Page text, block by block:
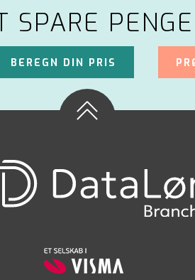
SPARE
BEREGN DIN PRIS